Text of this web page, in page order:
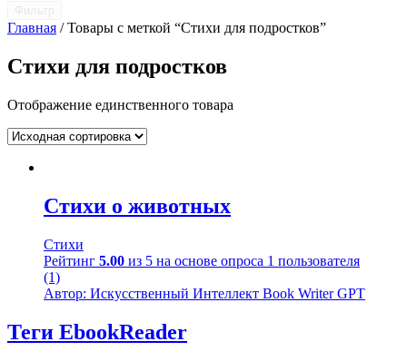
Главная / Товары с меткой “Стихи для подростков”
Стихи для подростков
Отображение единственного товара
Стихи о животных
Стихи
Рейтинг 5.00 из 5 на основе опроса 1 пользователя
(1)
Автор: Искусственный Интеллект Book Writer GPT
Теги EbookReader